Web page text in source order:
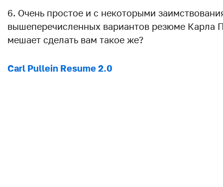
6. Очень простое и с некоторыми
вышеперечисленных вариантов резюме Карла
мешает сделать вам такое же?
Carl Pullein Resume 2.0